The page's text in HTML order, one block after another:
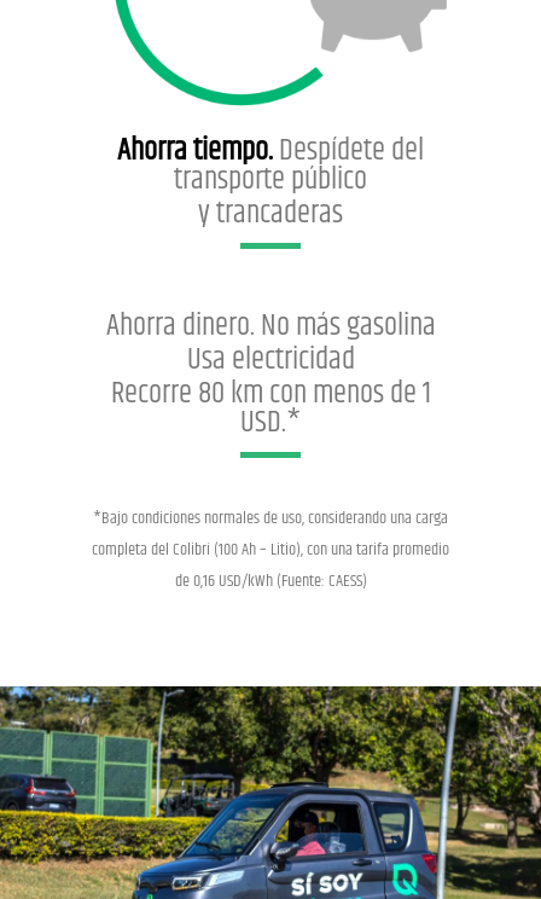
Ahorra tiempo.Despídete del
transporte público
y trancaderas
Ahorra dinero. No más gasolina
Usa electricidad
Recorre 80 km con menos de 1
USD.*
*Bajo condiciones normales de uso, considerando una carga
completa del Colibrí (100 Ah – Litio), con una tarifa promedio
de 0,16 USD/kWh (Fuente: CAESS)